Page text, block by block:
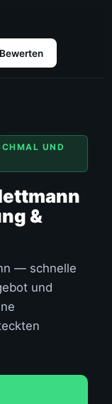
UND
&
— schnelle
und